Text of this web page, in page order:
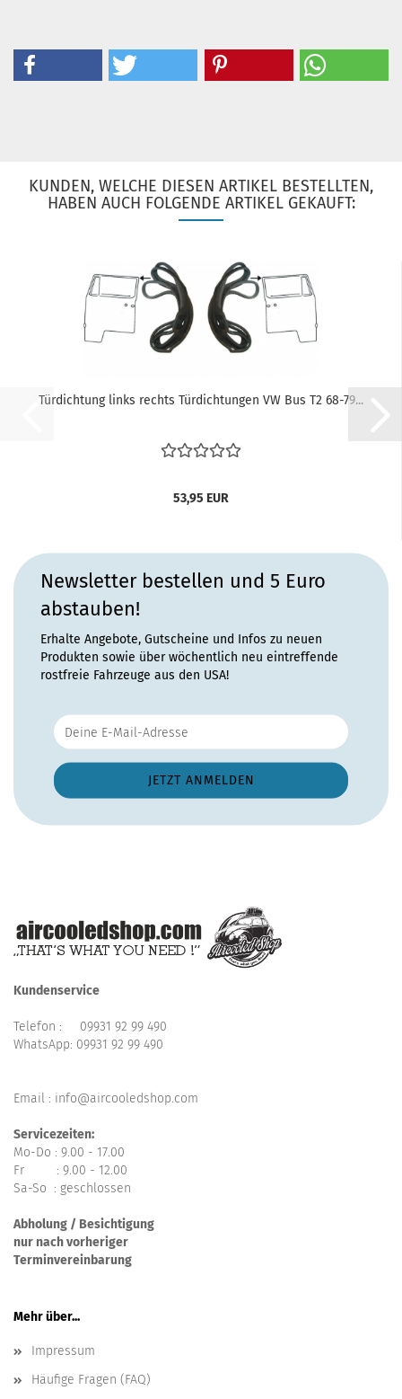
KUNDEN, WELCHE DIESEN ARTIKEL BESTELLTEN,
HABEN AUCH FOLGENDE ARTIKEL GEKAUFT:
Türdichtung links rechts Türdichtungen VW Bus T2 68-79...
53,95 EUR
Newsletter bestellen und 5 Euro
abstauben!
Erhalte Angebote, Gutscheine und Infos zu neuen
Produkten sowie über wöchentlich neu eintreffende
rostfreie Fahrzeuge aus den USA!
Kundenservice
Telefon : 09931 92 99 490
WhatsApp: 09931 92 99 490
Email : info@aircooledshop.com
Servicezeiten:
Mo-Do : 9.00 - 17.00
Fr : 9.00 - 12.00
Sa-So : geschlossen
Abholung / Besichtigung
nur nach vorheriger
Terminvereinbarung
Mehr über...
Impressum
Häufige Fragen (FAQ)